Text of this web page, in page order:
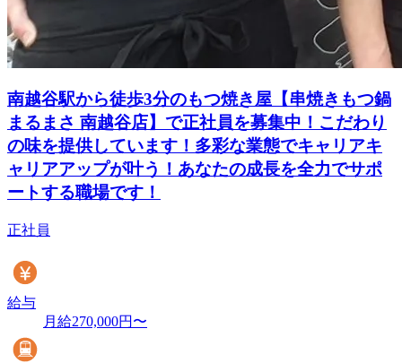
南越谷駅から徒歩3分のもつ焼き屋【串焼きもつ鍋
まるまさ 南越谷店】で正社員を募集中！こだわり
の味を提供しています！多彩な業態でキャリアキ
ャリアアップが叶う！あなたの成長を全力でサポ
ートする職場です！
正社員
給与
月給270,000円〜